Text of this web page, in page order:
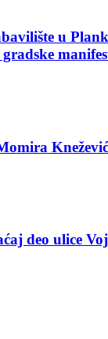
u
deo ulice